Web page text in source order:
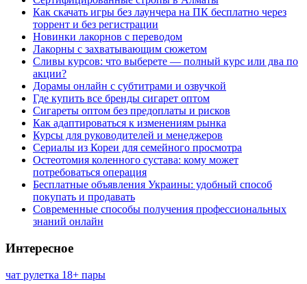
Как скачать игры без лаунчера на ПК бесплатно через
торрент и без регистрации
Новинки лакорнов с переводом
Лакорны с захватывающим сюжетом
Сливы курсов: что выберете — полный курс или два по
акции?
Дорамы онлайн с субтитрами и озвучкой
Где купить все бренды сигарет оптом
Сигареты оптом без предоплаты и рисков
Как адаптироваться к изменениям рынка
Курсы для руководителей и менеджеров
Сериалы из Кореи для семейного просмотра
Остеотомия коленного сустава: кому может
потребоваться операция
Бесплатные объявления Украины: удобный способ
покупать и продавать
Современные способы получения профессиональных
знаний онлайн
Интересное
чат рулетка 18+ пары